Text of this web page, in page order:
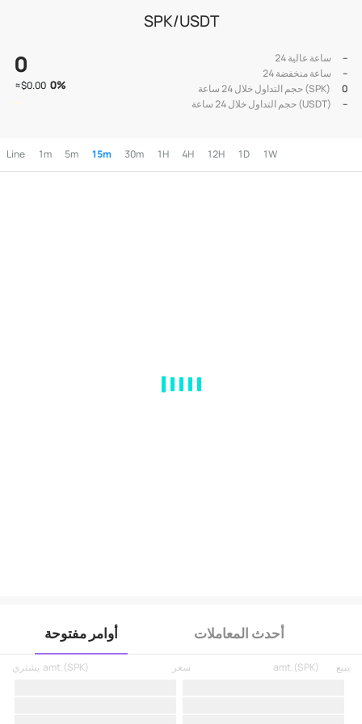
SPK/USDT
0
≈$0.00 0%
24 ساعة عالية
--
24 ساعة منخفضة
--
حجم التداول خلال 24 ساعة (SPK)
0
حجم التداول خلال 24 ساعة (USDT)
--
Line 1m 5m 15m 30m 1H 4H 12H 1D 1W
أوامر مفتوحة أحدث المعاملات
يشتري amt.(SPK) سعر يبيع amt.(SPK)